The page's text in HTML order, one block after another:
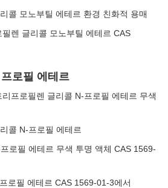
콜 모노부틸 에테르 환경 친화적 용매
렌 글리콜 모노부틸 에테르 CAS
로필 에테르
프로필렌 글리콜 N-프로필 에테르 무색
콜 N-프로필 에테르
로필 에테르 무색 투명 액체 CAS 1569-
로필 에테르 CAS 1569-01-3에서